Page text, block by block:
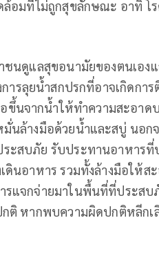
อมที่ไม่ถูกสุขลักษณะ อาทิ โ
นดูแลสุขอนามัยของตนเอง
ารลุยน้ำสกปรกที่อาจเกิดกา
ขึ้นจากน้ำให้ทำความสะอาด
นล้างมือด้วยน้ำและสบู่ นอก
ะสบภัย รับประทานอาหารที่
นอาหาร รวมทั้งล้างมือให้ส
แจกจ่ายมาในพื้นที่ที่ประสบ
ติ หากพบความผิดปกติหลีกเ